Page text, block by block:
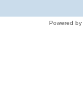
Powered by